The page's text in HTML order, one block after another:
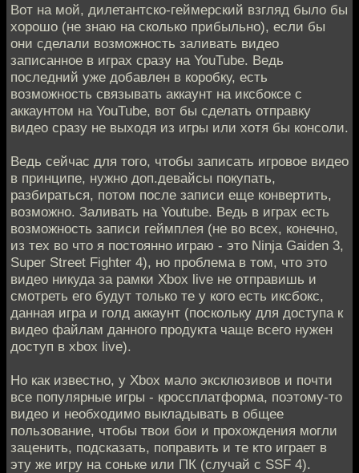
Вот на мой, дилетантско-геймерский взгляд было бы
хорошо (не знаю на сколько прибыльно), если бы
они сделали возможность заливать видео
записанное в играх сразу на YouTube. Ведь
последний уже добавлен в коробку, есть
возможность связывать аккаунт на иксбоксе с
аккаунтом на YouTube, вот бы сделать отправку
видео сразу не выходя из игры или хотя бы консоли.
Ведь сейчас для того, чтобы записать игровое видео
в принципе, нужно доп.девайсы покупать,
разбираться, потом после записи еще конвертить,
возможно. Заливать на Youtube. Ведь в играх есть
возможность записи геймплея (не во всех, конечно,
из тех во что я постоянно играю - это Ninja Gaiden 3,
Super Street Fighter 4), но проблема в том, что это
видео никуда за рамки Xbox live не отправишь и
смотреть его будут только те у кого есть иксбокс,
данная игра и голд аккаунт (поскольку для доступа к
видео файлам данного продукта чаще всего нужен
доступ в xbox live).
Но как известно, у Xbox мало эксклюзивов и почти
все популярные игры - кроссплатформа, поэтому-то
видео и необходимо выкладывать в общее
пользование, чтобы твои бои и прохождения могли
заценить, подсказать, поправить и те кто играет в
эту же игру на соньке или ПК (случай с SSF 4).